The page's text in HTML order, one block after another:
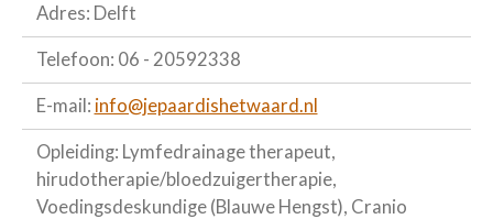
Adres: Delft
Telefoon: 06 - 20592338
E-mail: info@jepaardishetwaard.nl
Opleiding: Lymfedrainage therapeut,
hirudotherapie/bloedzuigertherapie,
Voedingsdeskundige (Blauwe Hengst), Cranio